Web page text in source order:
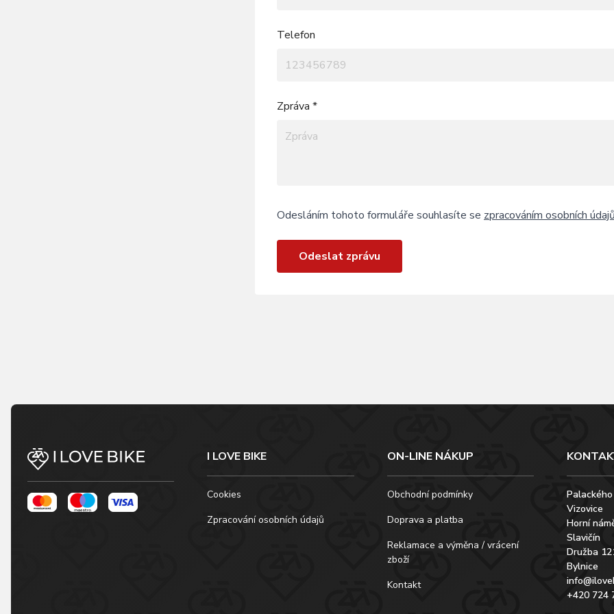
Telefon
Zpráva *
Odesláním tohoto formuláře souhlasíte se zpracováním osobních
Odeslat zprávu
I LOVE BIKE
Cookies
Zpracování osobních údajů
ON-LINE NÁKUP
Obchodní podmínky
Doprava a platba
Reklamace a výměna / vrácení
zboží
Kontakt
Vizovice
Horní
Slavičín
Družba
Bylnice
+420 724